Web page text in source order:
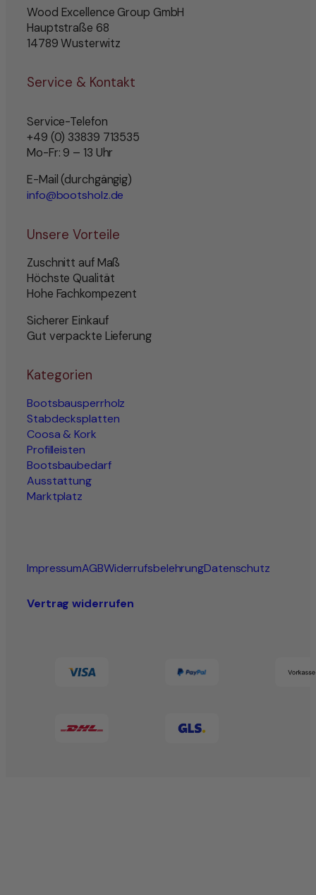
Wood Excellence Group GmbH
Hauptstraße 68
14789 Wusterwitz
Service & Kontakt
Service-Telefon
+49 (0) 33839 713535
Mo-Fr: 9 – 13 Uhr
E-Mail (durchgängig)
info@bootsholz.de
Unsere Vorteile
Zuschnitt auf Maß
Höchste Qualität
Hohe Fachkompezent
Sicherer Einkauf
Gut verpackte Lieferung
Kategorien
Bootsbausperrholz
Stabdecksplatten
Coosa & Kork
Profilleisten
Bootsbaubedarf
Ausstattung
Marktplatz
ImpressumAGBWiderrufsbelehrungDatenschutz
Vertrag widerrufen